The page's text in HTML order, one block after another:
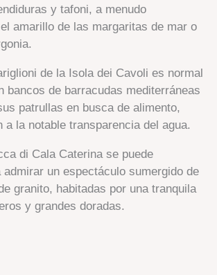
y tafoni, a menudo
amarillo de las margaritas de mar o
de la Isola dei Cavoli es normal
bancos de barracudas mediterráneas
patrullas en busca de alimento,
a la notable transparencia del agua.
di Cala Caterina se puede
admirar un espectáculo sumergido de
granito, habitadas por una tranquila
y grandes doradas.